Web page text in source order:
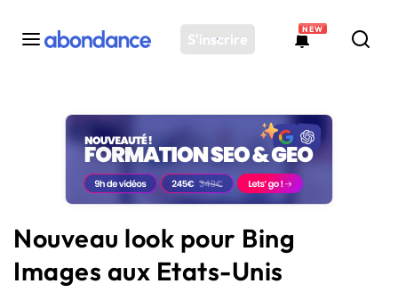
S'inscrire
NEW
Toutes les actus
Actus SEO
Plateforme
Solutions
Ressources
Audit SEO
Nouveau look pour Bing
Images aux Etats-Unis